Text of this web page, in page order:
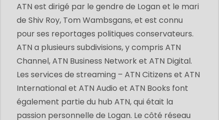
ATN est dirigé par le gendre de Logan et le mari
de Shiv Roy, Tom Wambsgans, et est connu
pour ses reportages politiques conservateurs.
ATN a plusieurs subdivisions, y compris ATN
Channel, ATN Business Network et ATN Digital.
Les services de streaming – ATN Citizens et ATN
International et ATN Audio et ATN Books font
également partie du hub ATN, qui était la
passion personnelle de Logan. Le côté réseau